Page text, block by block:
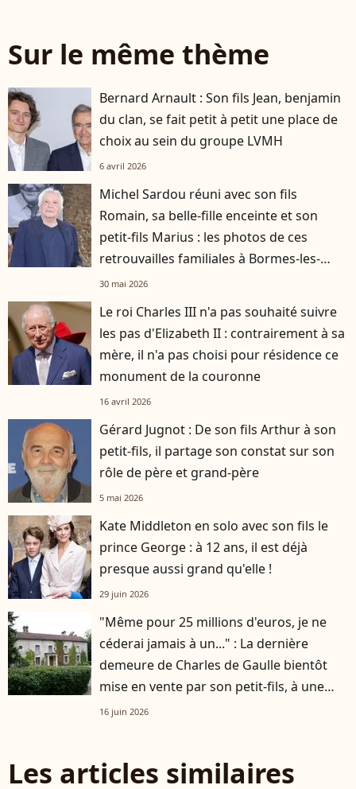
Sur le même thème
Bernard Arnault : Son fils Jean, benjamin
du clan, se fait petit à petit une place de
choix au sein du groupe LVMH
6 avril 2026
Michel Sardou réuni avec son fils
Romain, sa belle-fille enceinte et son
petit-fils Marius : les photos de ces
retrouvailles familiales à Bormes-les-
Mimosas
30 mai 2026
Le roi Charles III n'a pas souhaité suivre
les pas d'Elizabeth II : contrairement à sa
mère, il n'a pas choisi pour résidence ce
monument de la couronne
16 avril 2026
Gérard Jugnot : De son fils Arthur à son
petit-fils, il partage son constat sur son
rôle de père et grand-père
5 mai 2026
Kate Middleton en solo avec son fils le
prince George : à 12 ans, il est déjà
presque aussi grand qu'elle !
29 juin 2026
"Même pour 25 millions d'euros, je ne
céderai jamais à un..." : La dernière
demeure de Charles de Gaulle bientôt
mise en vente par son petit-fils, à une
condition !
16 juin 2026
Les articles similaires